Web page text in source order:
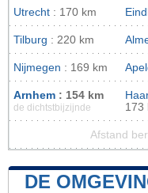
Utrecht : 170 km
Tilburg : 220 km
Nijmegen : 169 km
Arnhem : 154 km
de dichtstbijzijnde
173
Afstand
DE